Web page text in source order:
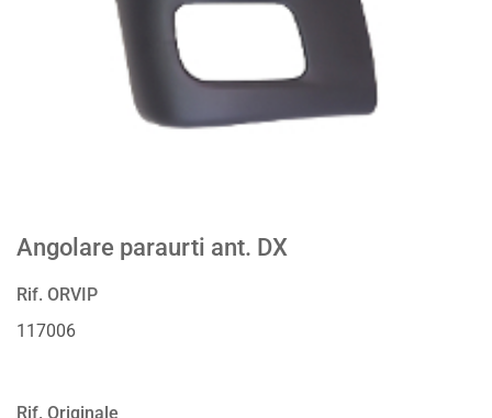
Angolare paraurti ant. DX
Rif. ORVIP
117006
Rif. Originale